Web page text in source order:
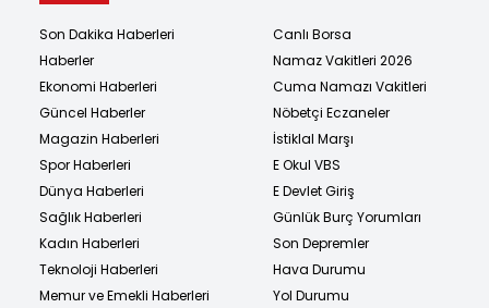
Son Dakika Haberleri
Haberler
Ekonomi Haberleri
Güncel Haberler
Magazin Haberleri
Spor Haberleri
Dünya Haberleri
Sağlık Haberleri
Kadın Haberleri
Teknoloji Haberleri
Memur ve Emekli Haberleri
Canlı Borsa
Namaz Vakitleri 2026
Cuma Namazı Vakitleri
Nöbetçi Eczaneler
İstiklal Marşı
E Okul VBS
E Devlet Giriş
Günlük Burç Yorumları
Son Depremler
Hava Durumu
Yol Durumu